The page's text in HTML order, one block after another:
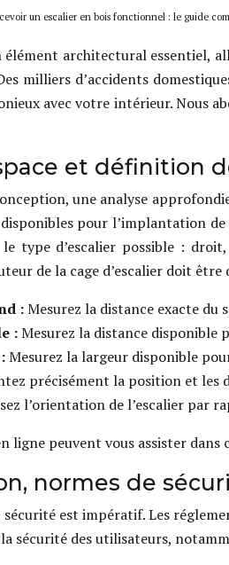
un escalier en bois fonctionnel : le guide
élément architectural essentiel,
milliers d’accidents
avec votre intérieur. Nous
et définition
une analyse
pour l’implantation
type d’escalier possible :
de la cage d’escalier doit
:Mesurez la distance exacte du
:Mesurez la distance disponible
Mesurez la largeur disponible
précisément la position et les
l’orientation de l’escalier par
ligne peuvent vous assister dans
normes de
sécurité est impératif. Les
sécurité des utilisateurs,